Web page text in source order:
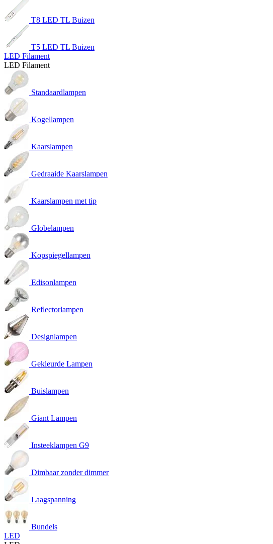
T8 LED TL Buizen
T5 LED TL Buizen
LED Filament
LED Filament
Standaardlampen
Kogellampen
Kaarslampen
Gedraaide Kaarslampen
Kaarslampen met tip
Globelampen
Kopspiegellampen
Edisonlampen
Reflectorlampen
Designlampen
Gekleurde Lampen
Buislampen
Giant Lampen
Insteeklampen G9
Dimbaar zonder dimmer
Laagspanning
Bundels
LED